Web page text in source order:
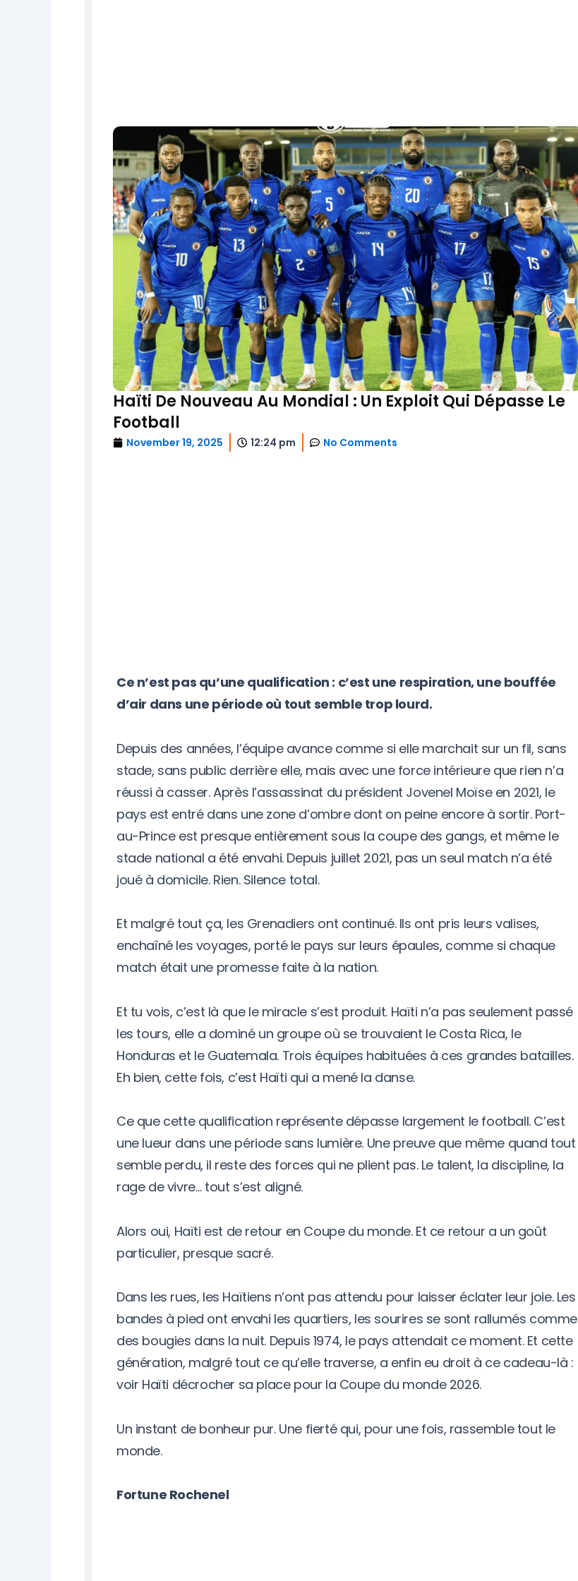
Haïti De Nouveau Au Mondial : Un Exploit Qui Dépasse Le
Football
November 19, 2025 12:24 pm No Comments
Ce n’est pas qu’une qualification : c’est une respiration, une bouffée
d’air dans une période où tout semble trop lourd.
Depuis des années, l’équipe avance comme si elle marchait sur un fil, sans
stade, sans public derrière elle, mais avec une force intérieure que rien n’a
réussi à casser. Après l’assassinat du président Jovenel Moïse en 2021, le
pays est entré dans une zone d’ombre dont on peine encore à sortir. Port-
au-Prince est presque entièrement sous la coupe des gangs, et même le
stade national a été envahi. Depuis juillet 2021, pas un seul match n’a été
joué à domicile. Rien. Silence total.
Et malgré tout ça, les Grenadiers ont continué. Ils ont pris leurs valises,
enchaîné les voyages, porté le pays sur leurs épaules, comme si chaque
match était une promesse faite à la nation.
Et tu vois, c’est là que le miracle s’est produit. Haïti n’a pas seulement passé
les tours, elle a dominé un groupe où se trouvaient le Costa Rica, le
Honduras et le Guatemala. Trois équipes habituées à ces grandes batailles.
Eh bien, cette fois, c’est Haïti qui a mené la danse.
Ce que cette qualification représente dépasse largement le football. C’est
une lueur dans une période sans lumière. Une preuve que même quand tout
semble perdu, il reste des forces qui ne plient pas. Le talent, la discipline, la
rage de vivre… tout s’est aligné.
Alors oui, Haïti est de retour en Coupe du monde. Et ce retour a un goût
particulier, presque sacré.
Dans les rues, les Haïtiens n’ont pas attendu pour laisser éclater leur joie. Les
bandes à pied ont envahi les quartiers, les sourires se sont rallumés comme
des bougies dans la nuit. Depuis 1974, le pays attendait ce moment. Et cette
génération, malgré tout ce qu’elle traverse, a enfin eu droit à ce cadeau-là :
voir Haïti décrocher sa place pour la Coupe du monde 2026.
Un instant de bonheur pur. Une fierté qui, pour une fois, rassemble tout le
monde.
Fortune Rochenel